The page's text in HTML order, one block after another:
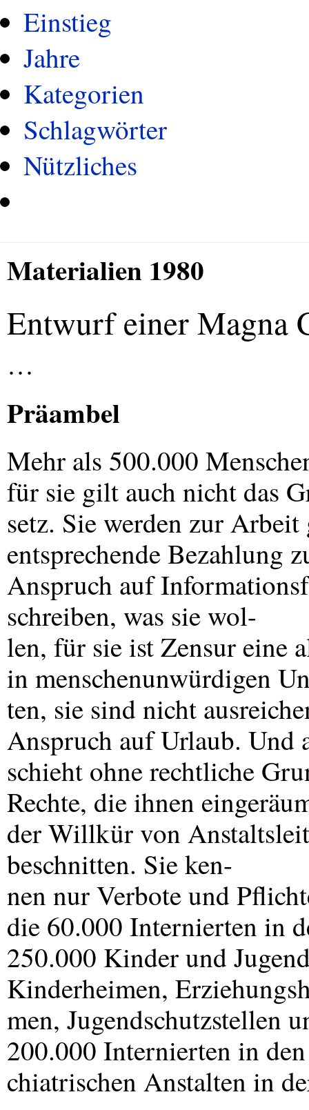
Einstieg
Jahre
Kategorien
Schlagwörter
Nützliches
Materialien 1980
Entwurf einer Magna
…
Präambel
Mehr als 500.000
für sie gilt auch nicht das
setz. Sie werden zur
entsprechende Bezahlung
Anspruch auf
schreiben, was sie wol-
len, für sie ist Zensur eine
in menschenunwürdigen
ten, sie sind nicht
Anspruch auf Urlaub. Und
schieht ohne rechtliche
Rechte, die ihnen
der Willkür von
beschnitten. Sie ken-
nen nur Verbote und
die 60.000 Internierten in
250.000 Kinder und
Kinderheimen,
men, Jugendschutzstellen
200.000 Internierten in
chiatrischen Anstalten in